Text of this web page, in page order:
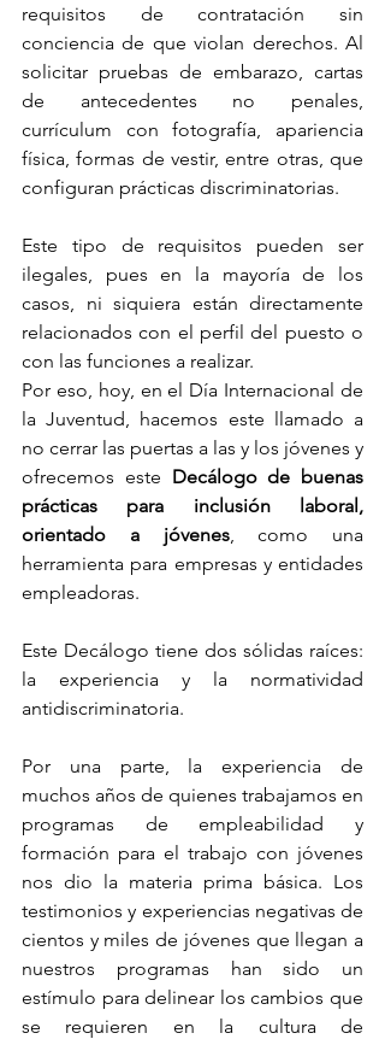
requisitos de contratación sin
conciencia de que violan derechos. Al
solicitar pruebas de embarazo, cartas
de antecedentes no penales,
currículum con fotografía, apariencia
física, formas de vestir, entre otras, que
configuran prácticas discriminatorias.
Este tipo de requisitos pueden ser
ilegales, pues en la mayoría de los
casos, ni siquiera están directamente
relacionados con el perfil del puesto o
con las funciones a realizar.
Por eso, hoy, en el Día Internacional de
la Juventud, hacemos este llamado a
no cerrar las puertas a las y los jóvenes y
ofrecemos este Decálogo de buenas
prácticas para inclusión laboral,
orientado a jóvenes, como una
herramienta para empresas y entidades
empleadoras.
Este Decálogo tiene dos sólidas raíces:
la experiencia y la normatividad
antidiscriminatoria.
Por una parte, la experiencia de
muchos años de quienes trabajamos en
programas de empleabilidad y
formación para el trabajo con jóvenes
nos dio la materia prima básica. Los
testimonios y experiencias negativas de
cientos y miles de jóvenes que llegan a
nuestros programas han sido un
estímulo para delinear los cambios que
se requieren en la cultura de